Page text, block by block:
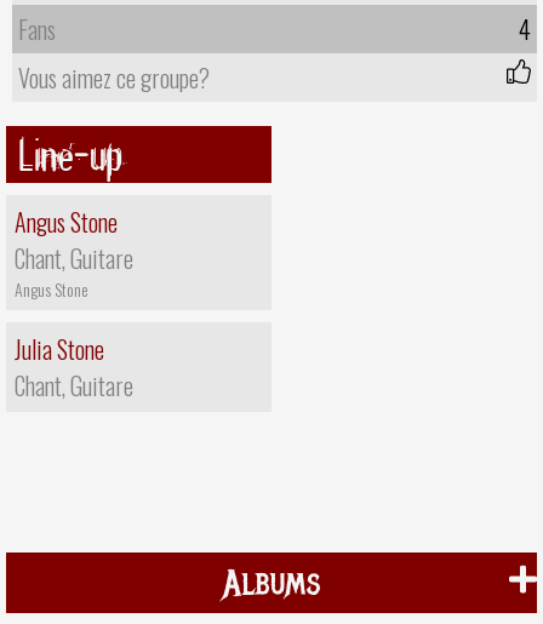
Fans
4
Vous aimez ce groupe?
Line-up
Angus Stone
Chant, Guitare
Angus Stone
Julia Stone
Chant, Guitare
Albums